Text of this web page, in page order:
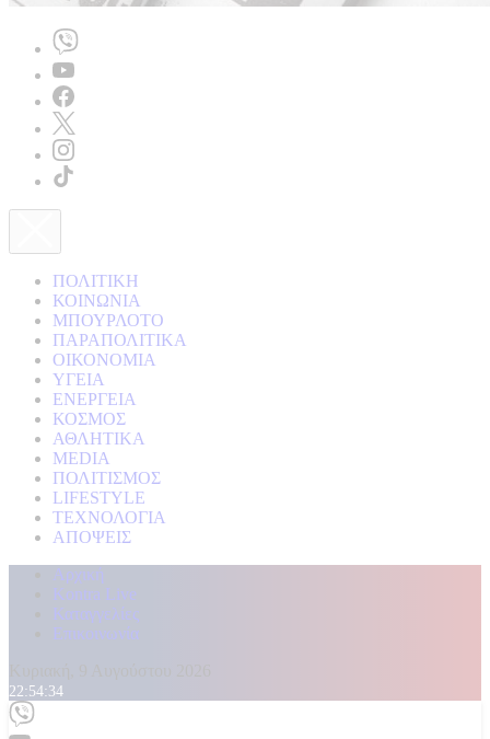
ΠΟΛΙΤΙΚΗ
ΚΟΙΝΩΝΙΑ
ΜΠΟΥΡΛΟΤΟ
ΠΑΡΑΠΟΛΙΤΙΚΑ
ΟΙΚΟΝΟΜΙΑ
ΥΓΕΙΑ
ΕΝΕΡΓΕΙΑ
ΚΟΣΜΟΣ
ΑΘΛΗΤΙΚΑ
MEDIA
ΠΟΛΙΤΙΣΜΟΣ
LIFESTYLE
ΤΕΧΝΟΛΟΓΙΑ
ΑΠΟΨΕΙΣ
Αρχική
Kontra Live
Καταγγελίες
Επικοινωνία
22:54:37